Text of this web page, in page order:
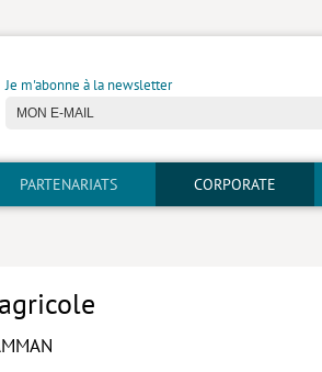
Je m'abonne à la newsletter
PARTENARIATS CORPORATE